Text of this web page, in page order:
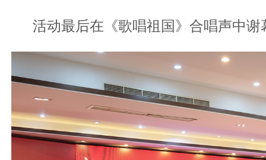
活动最后在《歌唱祖国》合唱声中谢